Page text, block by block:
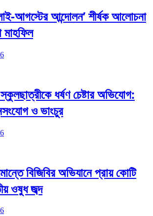
আগস্টের আন্দোলন’ শীর্ষক আলোচনা
ধর্ষণ চেষ্টার অভিযোগ:
ও ভাংচুর
বিজিবির অভিযানে প্রায় কোটি
ওষুধ জব্দ